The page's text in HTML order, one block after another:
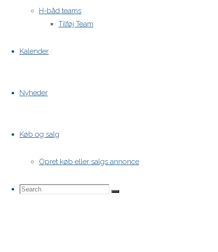
H-båd teams
Tilføj Team
Kalender
Nyheder
Køb og salg
Opret køb eller salgs annonce
Search
Search
Search